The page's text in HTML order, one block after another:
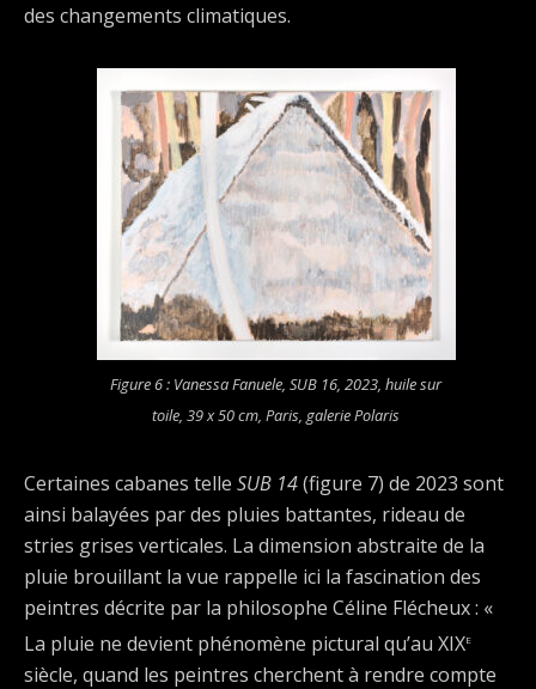
des changements climatiques.
Figure 6 : Vanessa Fanuele, SUB 16, 2023, huile sur
toile, 39 x 50 cm, Paris, galerie Polaris
Certaines cabanes telle SUB 14(figure 7) de 2023 sont
ainsi balayées par des pluies battantes, rideau de
stries grises verticales. La dimension abstraite de la
pluie brouillant la vue rappelle ici la fascination des
peintres décrite par la philosophe Céline Flécheux : «
La pluie ne devient phénomène pictural qu’au XIXe
siècle, quand les peintres cherchent à rendre compte